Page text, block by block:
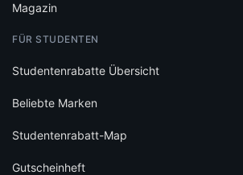
Magazin
FÜR STUDENTEN
Studentenrabatte Übersicht
Beliebte Marken
Studentenrabatt-Map
Gutscheinheft